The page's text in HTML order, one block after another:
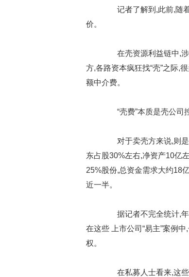
记者了解到,此前,随着
价。
在壳资源利益链中,涉
方,各路资本疯狂找“壳”之际,
额中介费。
“壳费”本质是壳公司控
对于卖壳方来说,则是
东占股30%左右,净资产10亿
25%股份,总资金需求大约18
近一半。
据记者不完全统计,年
在这些 上市公司“易主”案例
权。
在私募人士看来,这些